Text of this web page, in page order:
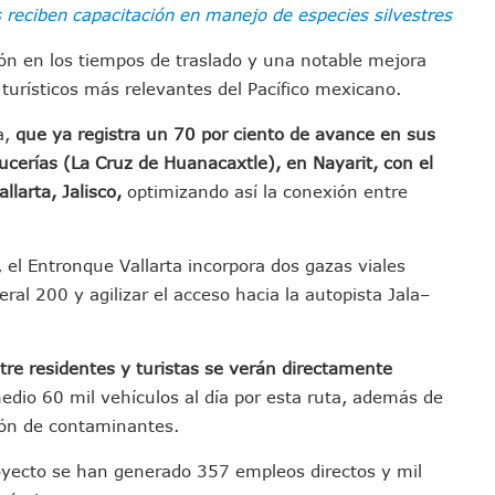
Urgencias Del Hospital 42 De Puerto Vallarta
Regional De Autismo En Puerto Vallarta
En California Con Seminarios Turísticos
El Sistema De Electromovilidad En Puerto Vallarta
A 100 Familias De Puerto Vallarta
Del Agua De Calidad En La Zona Metropolitana De Guadalajara
Nacional De La Liga Premier FMF
De Familias En Las Paseadas De Las Palmas 2026
Comienza Una Nueva Vida Con Una Familia
Solo Generó 262 Mil En Seis Meses: Coparmex
Edificios Y Puentes En Japón (VIDEOS)
Al Corredor Bahía De Banderas–Puerto Vallarta
reciben capacitación en manejo de especies silvestres
en los tiempos de traslado y una notable mejora
más relevantes del Pacífico mexicano.
que ya registra un 70 por ciento de avance en sus
(La Cruz de Huanacaxtle), en Nayarit, con el
Jalisco, optimizando así la conexión entre
Entronque Vallarta incorpora dos gazas viales
200 y agilizar el acceso hacia la autopista Jala–
residentes y turistas se verán directamente
60 mil vehículos al día por esta ruta, además de
de contaminantes.
se han generado 357 empleos directos y mil